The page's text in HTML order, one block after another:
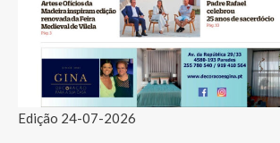
Edição 24-07-2026